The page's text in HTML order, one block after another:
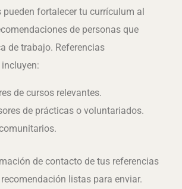
pueden fortalecer tu currículum al
de personas que
de trabajo. Referencias
de cursos relevantes.
de prácticas o voluntariados.
de contacto de tus referencias
listas para enviar.